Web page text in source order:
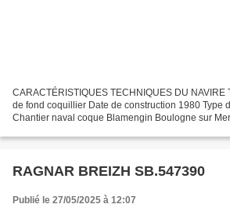
CARACTÉRISTIQUES TECHNIQUES DU
de fond coquillier Date de construction 1980 Type
Chantier naval coque Blamengin Boulogne sur
RAGNAR BREIZH SB.547390
Publié le 27/05/2025 à 12:07